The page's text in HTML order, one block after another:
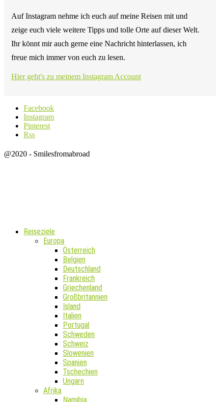
Auf Instagram nehme ich euch auf meine Reisen mit und
zeige euch viele weitere Tipps und tolle Orte auf dieser Welt.
Ihr könnt mir auch gerne eine Nachricht hinterlassen, ich
freue mich immer von euch zu lesen.
Hier geht's zu meinem Instagram Account
Facebook
Instagram
Pinterest
Rss
@2020 - Smilesfromabroad
Reiseziele
Europa
Österreich
Belgien
Deutschland
Frankreich
Griechenland
Großbritannien
Island
Italien
Portugal
Schweden
Schweiz
Slowenien
Spanien
Tschechien
Ungarn
Afrika
Namibia